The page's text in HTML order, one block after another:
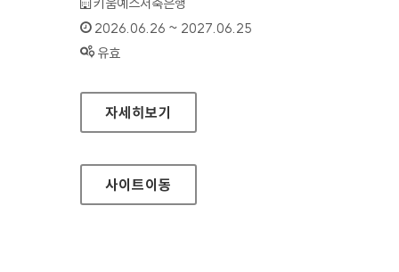
인증기간 :
2026.06.26 ~ 2027.06.25
상태 :
유효
키움예스저축은행(모바일웹)
자세히보기
사이트이동